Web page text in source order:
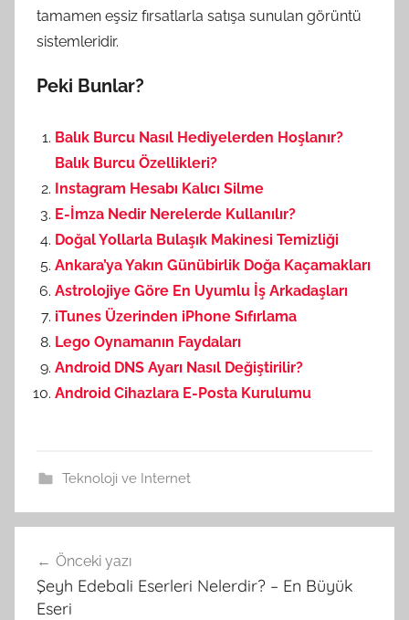
tamamen eşsiz fırsatlarla satışa sunulan görüntü
sistemleridir.
Peki Bunlar?
Balık Burcu Nasıl Hediyelerden Hoşlanır?
Balık Burcu Özellikleri?
Instagram Hesabı Kalıcı Silme
E-İmza Nedir Nerelerde Kullanılır?
Doğal Yollarla Bulaşık Makinesi Temizliği
Ankara’ya Yakın Günübirlik Doğa Kaçamakları
Astrolojiye Göre En Uyumlu İş Arkadaşları
iTunes Üzerinden iPhone Sıfırlama
Lego Oynamanın Faydaları
Android DNS Ayarı Nasıl Değiştirilir?
Android Cihazlara E-Posta Kurulumu
Teknoloji ve Internet
Yazı
gezinmesi
Önceki yazı
Şeyh Edebali Eserleri Nelerdir? – En Büyük
Eseri